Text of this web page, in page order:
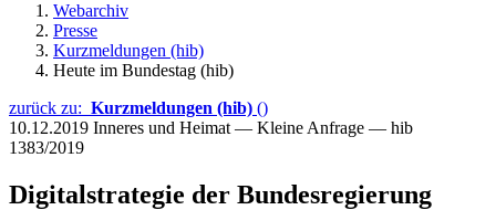
Webarchiv
Presse
Kurzmeldungen (hib)
Heute im Bundestag (hib)
zurück zu: Kurzmeldungen (hib) ()
10.12.2019 Inneres und Heimat — Kleine Anfrage — hib
1383/2019
Digitalstrategie der Bundesregierung